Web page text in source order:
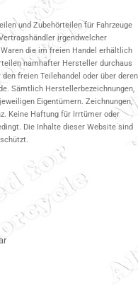
und Zubehörteilen für Fahrzeuge
irgendwelcher
die im freien Handel erhältlich
namhafter Hersteller durchaus
freien Teilehandel oder über deren
Sämtlich Herstellerbezeichnungen,
Eigentümern. Zeichnungen,
Keine Haftung für Irrtümer oder
Die Inhalte dieser Website sind